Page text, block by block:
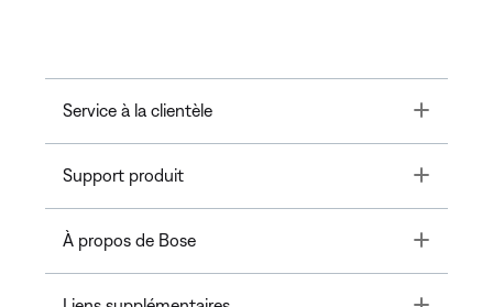
Service à la clientèle Toggle
Support produit Toggle
À propos de Bose Toggle
Toggle